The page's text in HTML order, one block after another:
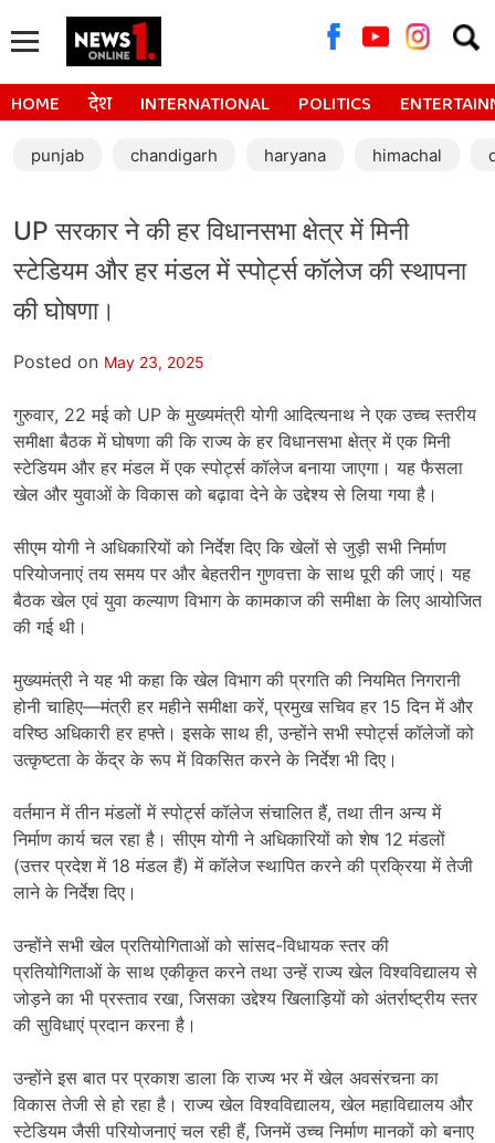
for:
HOME देश INTERNATIONAL POLITICS
punjab chandigarh haryana himachal
UP सरकार ने की हर विधानसभा क्षेत्र में मिनी
स्टेडियम और हर मंडल में स्पोर्ट्स कॉलेज की स्थापना
की घोषणा।
Posted on May 23, 2025
गुरुवार, 22 मई को UP के मुख्यमंत्री योगी आदित्यनाथ ने एक उच्च स्तरीय
समीक्षा बैठक में घोषणा की कि राज्य के हर विधानसभा क्षेत्र में एक मिनी
स्टेडियम और हर मंडल में एक स्पोर्ट्स कॉलेज बनाया जाएगा। यह फैसला
खेल और युवाओं के विकास को बढ़ावा देने के उद्देश्य से लिया गया है।
सीएम योगी ने अधिकारियों को निर्देश दिए कि खेलों से जुड़ी सभी निर्माण
परियोजनाएं तय समय पर और बेहतरीन गुणवत्ता के साथ पूरी की जाएं। यह
बैठक खेल एवं युवा कल्याण विभाग के कामकाज की समीक्षा के लिए आयोजित
की गई थी।
मुख्यमंत्री ने यह भी कहा कि खेल विभाग की प्रगति की नियमित निगरानी
होनी चाहिए—मंत्री हर महीने समीक्षा करें, प्रमुख सचिव हर 15 दिन में और
वरिष्ठ अधिकारी हर हफ्ते। इसके साथ ही, उन्होंने सभी स्पोर्ट्स कॉलेजों को
उत्कृष्टता के केंद्र के रूप में विकसित करने के निर्देश भी दिए।
वर्तमान में तीन मंडलों में स्पोर्ट्स कॉलेज संचालित हैं, तथा तीन अन्य में
निर्माण कार्य चल रहा है। सीएम योगी ने अधिकारियों को शेष 12 मंडलों
(उत्तर प्रदेश में 18 मंडल हैं) में कॉलेज स्थापित करने की प्रक्रिया में तेजी
लाने के निर्देश दिए।
उन्होंने सभी खेल प्रतियोगिताओं को सांसद-विधायक स्तर की
प्रतियोगिताओं के साथ एकीकृत करने तथा उन्हें राज्य खेल विश्वविद्यालय से
जोड़ने का भी प्रस्ताव रखा, जिसका उद्देश्य खिलाड़ियों को अंतर्राष्ट्रीय स्तर
की सुविधाएं प्रदान करना है।
उन्होंने इस बात पर प्रकाश डाला कि राज्य भर में खेल अवसंरचना का
विकास तेजी से हो रहा है। राज्य खेल विश्वविद्यालय, खेल महाविद्यालय और
स्टेडियम जैसी परियोजनाएं चल रही हैं, जिनमें उच्च निर्माण मानकों को बनाए